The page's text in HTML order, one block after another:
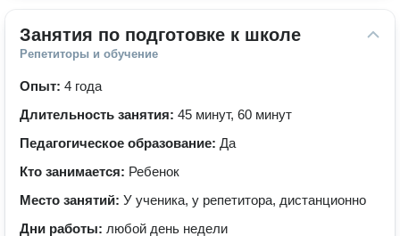
Занятия по подготовке к школе
Репетиторы и обучение
Опыт: 4 года
Длительность занятия: 45 минут, 60 минут
Педагогическое образование: Да
Кто занимается: Ребенок
Место занятий: У ученика, у репетитора, дистанционно
Дни работы: любой день недели